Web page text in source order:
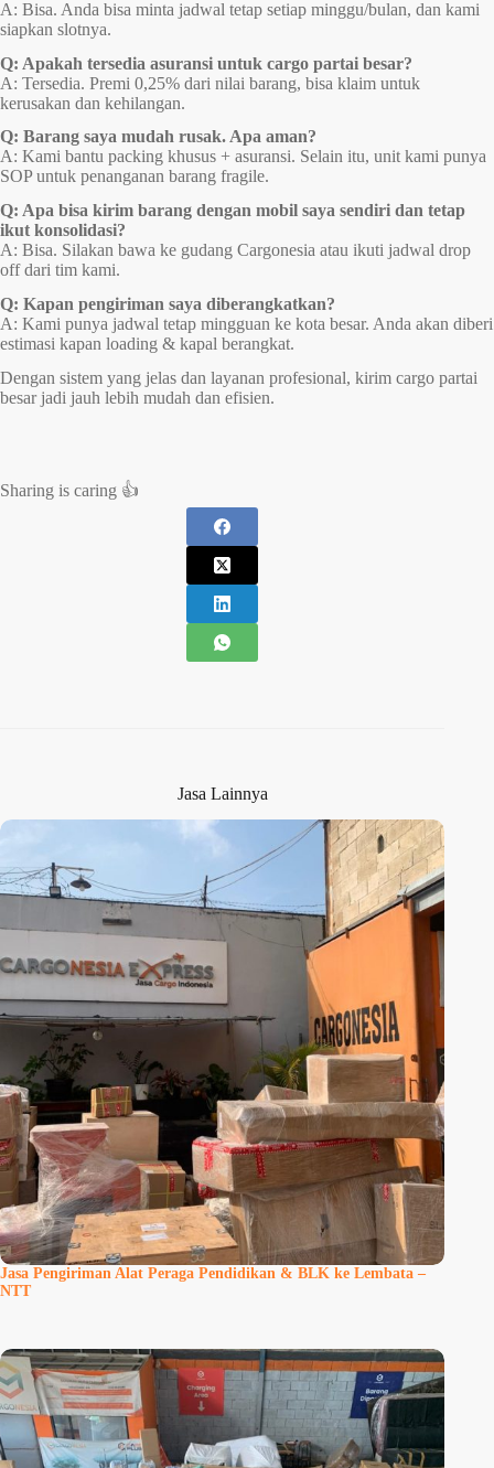
A: Bisa. Anda bisa minta jadwal tetap setiap minggu/bulan, dan kami
siapkan slotnya.
Q: Apakah tersedia asuransi untuk cargo partai besar?
A: Tersedia. Premi 0,25% dari nilai barang, bisa klaim untuk
kerusakan dan kehilangan.
Q: Barang saya mudah rusak. Apa aman?
A: Kami bantu packing khusus + asuransi. Selain itu, unit kami punya
SOP untuk penanganan barang fragile.
Q: Apa bisa kirim barang dengan mobil saya sendiri dan tetap
ikut konsolidasi?
A: Bisa. Silakan bawa ke gudang Cargonesia atau ikuti jadwal drop
off dari tim kami.
Q: Kapan pengiriman saya diberangkatkan?
A: Kami punya jadwal tetap mingguan ke kota besar. Anda akan diberi
estimasi kapan loading & kapal berangkat.
Dengan sistem yang jelas dan layanan profesional, kirim cargo partai
besar jadi jauh lebih mudah dan efisien.
Sharing is caring 👍
Jasa Lainnya
Jasa Pengiriman Alat Peraga Pendidikan & BLK ke Lembata –
NTT